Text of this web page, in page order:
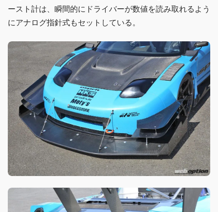
ースト計は、瞬間的にドライバーが数値を読み取れるよう
にアナログ指針式もセットしている。